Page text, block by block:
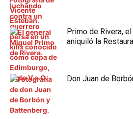
Primo de Rivera,
aniquiló la
Don Juan de